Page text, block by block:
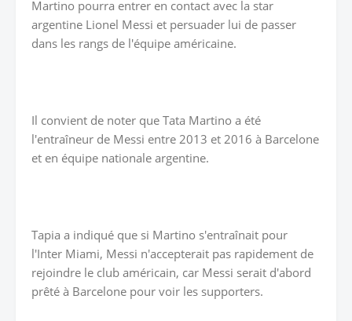
Martino pourra entrer en contact avec la star
argentine Lionel Messi et persuader lui de passer
dans les rangs de l'équipe américaine.
Il convient de noter que Tata Martino a été
l'entraîneur de Messi entre 2013 et 2016 à Barcelone
et en équipe nationale argentine.
Tapia a indiqué que si Martino s'entraînait pour
l'Inter Miami, Messi n'accepterait pas rapidement de
rejoindre le club américain, car Messi serait d'abord
prêté à Barcelone pour voir les supporters.